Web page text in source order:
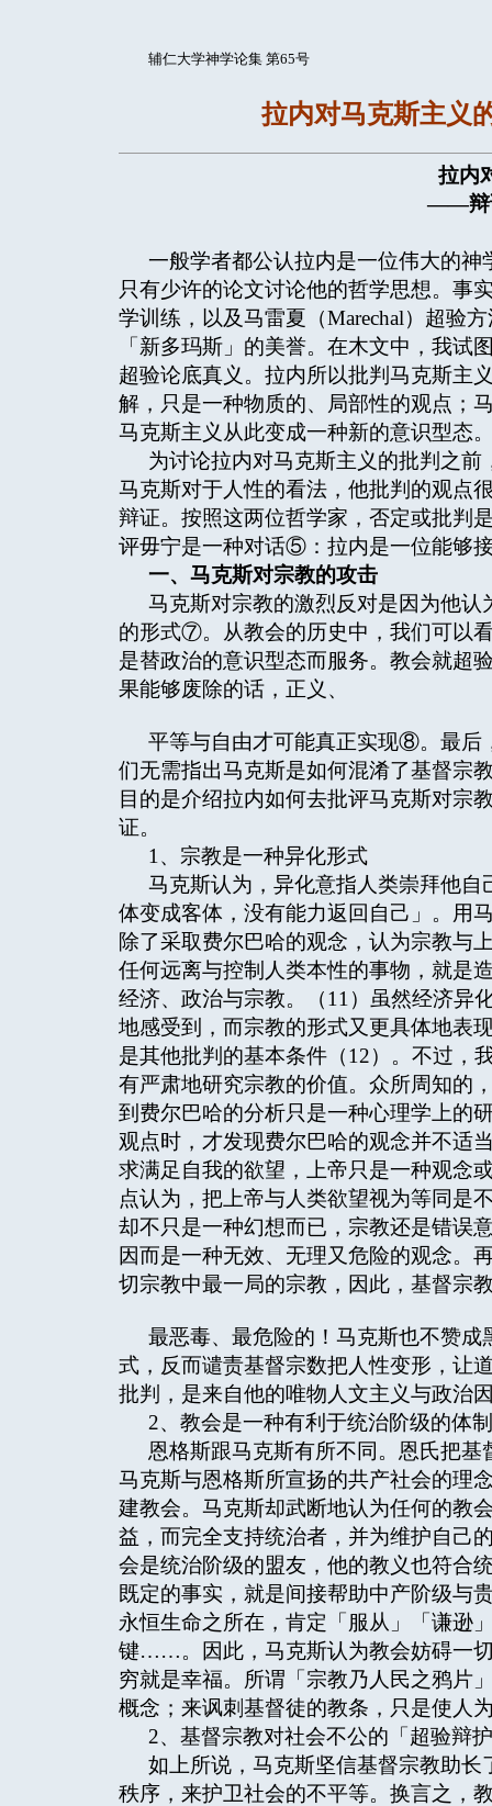
辅仁大学神学论集 第65号
拉内对马克斯主义
拉内
——辩
一般学者都公认拉内是一位伟大的
只有少许的论文讨论他的哲学思想。
学训练，以及马雷夏（Marechal）超验
「新多玛斯」的美誉。在木文中，我
超验论底真义。拉内所以批判马克斯主
解，只是一种物质的、局部性的观点；
马克斯主义从此变成一种新的意识型态
为讨论拉内对马克斯主义的批判之
马克斯对于人性的看法，他批判的观点
辩证。按照这两位哲学家，否定或批判
评毋宁是一种对话⑤：拉内是一位能够
一、马克斯对宗教的攻击
马克斯对宗教的激烈反对是因为他
的形式⑦。从教会的历史中，我们可以
是替政治的意识型态而服务。教会就超
果能够废除的话，正义、
平等与自由才可能真正实现⑧。最
们无需指出马克斯是如何混淆了基督宗
目的是介绍拉内如何去批评马克斯对宗
证。
1、宗教是一种异化形式
马克斯认为，异化意指人类崇拜他
体变成客体，没有能力返回自己」。用
除了采取费尔巴哈的观念，认为宗教与
任何远离与控制人类本性的事物，就是
经济、政治与宗教。（11）虽然经济异
地感受到，而宗教的形式又更具体地表
是其他批判的基本条件（12）。不过，
有严肃地研究宗教的价值。众所周知的
到费尔巴哈的分析只是一种心理学上的
观点时，才发现费尔巴哈的观念并不适
求满足自我的欲望，上帝只是一种观念
点认为，把上帝与人类欲望视为等同是
却不只是一种幻想而已，宗教还是错误
因而是一种无效、无理又危险的观念。
切宗教中最一局的宗教，因此，基督宗
最恶毒、最危险的！马克斯也不赞
式，反而谴责基督宗数把人性变形，让
批判，是来自他的唯物人文主义与政治
2、教会是一种有利于统治阶级的体制
恩格斯跟马克斯有所不同。恩氏把
马克斯与恩格斯所宣扬的共产社会的理
建教会。马克斯却武断地认为任何的教
益，而完全支持统治者，并为维护自己
会是统治阶级的盟友，他的教义也符合
既定的事实，就是间接帮助中产阶级与
永恒生命之所在，肯定「服从」「谦逊
键……。因此，马克斯认为教会妨碍一
穷就是幸福。所谓「宗教乃人民之鸦片
概念；来讽刺基督徒的教条，只是使人
2、基督宗教对社会不公的「超验辩
如上所说，马克斯坚信基督宗教助
秩序，来护卫社会的不平等。换言之，